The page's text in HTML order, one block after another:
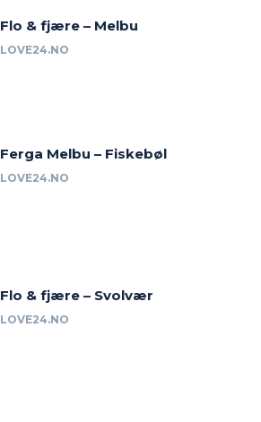
Flo & fjære – Melbu
LOVE24.NO
Ferga Melbu – Fiskebøl
LOVE24.NO
Flo & fjære – Svolvær
LOVE24.NO